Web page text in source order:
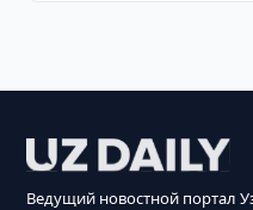
Ведущий новостной портал